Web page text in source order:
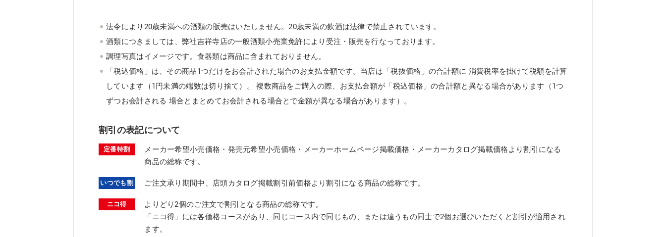
法令により20歳未満への酒類の販売はいたしません。20歳未満の飲酒は法律で禁止されています。
酒類につきましては、弊社吉祥寺店の一般酒類小売業免許により受注・販売を行なっております。
調理写真はイメージです。食器類は商品に含まれておりません。
「税込価格」は、その商品1つだけをお会計された場合のお支払金額です。当店は「税抜価格」の合計額に 消費税率を掛けて税額を計算
しています（1円未満の端数は切り捨て）。 複数商品をご購入の際、お支払金額が「税込価格」の合計額と異なる場合があります（1つ
ずつお会計される 場合とまとめてお会計される場合とで金額が異なる場合があります）。
割引の表記について
定番特割
メーカー希望小売価格・発売元希望小売価格・メーカーホームページ掲載価格・メーカーカタログ掲載価格より割引になる
商品の総称です。
いつでも割 ご注文承り期間中、店頭カタログ掲載割引前価格より割引になる商品の総称です。
ニコ得
よりどり2個のご注文で割引となる商品の総称です。
「ニコ得」には各価格コースがあり、同じコース内で同じもの、または違うもの同士で2個お選びいただくと割引が適用され
ます。